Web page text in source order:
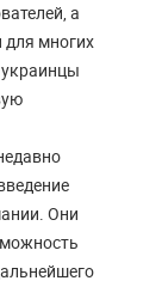
а
многих
Они